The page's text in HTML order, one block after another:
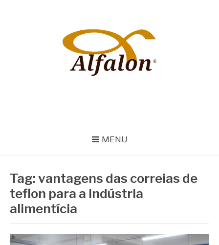
MENU
Tag:vantagens das correias de
teflon para a indústria
alimentícia